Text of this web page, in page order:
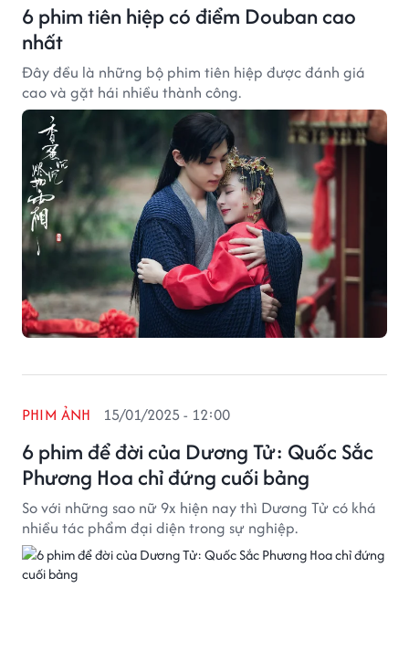
6 phim tiên hiệp có điểm Douban cao
nhất
Đây đều là những bộ phim tiên hiệp được đánh giá
cao và gặt hái nhiều thành công.
6 phim để đời của Dương Tử: Quốc Sắc
Phương Hoa chỉ đứng cuối bảng
PHIM ẢNH 15/01/2025 - 12:00
So với những sao nữ 9x hiện nay thì Dương Tử có khá
nhiều tác phẩm đại diện trong sự nghiệp.